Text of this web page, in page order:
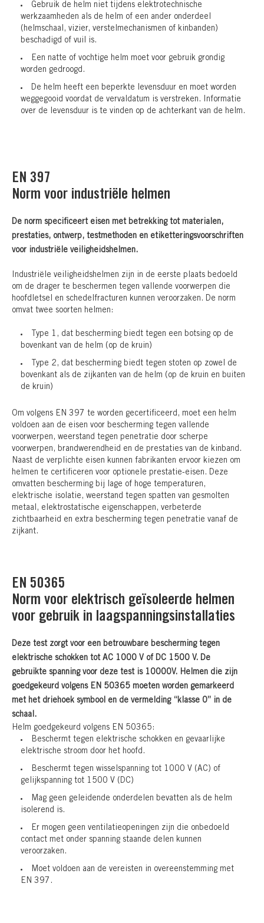
Gebruik de helm niet tijdens elektrotechnische
werkzaamheden als de helm of een ander onderdeel
(helmschaal, vizier, verstelmechanismen of kinbanden)
beschadigd of vuil is.
Een natte of vochtige helm moet voor gebruik grondig
worden gedroogd.
De helm heeft een beperkte levensduur en moet worden
weggegooid voordat de vervaldatum is verstreken. Informatie
over de levensduur is te vinden op de achterkant van de helm.
EN 397
Norm voor industriële helmen
De norm specificeert eisen met betrekking tot materialen,
prestaties, ontwerp, testmethoden en etiketteringsvoorschriften
voor industriële veiligheidshelmen.
Industriële veiligheidshelmen zijn in de eerste plaats bedoeld
om de drager te beschermen tegen vallende voorwerpen die
hoofdletsel en schedelfracturen kunnen veroorzaken. De norm
omvat twee soorten helmen:
Type 1, dat bescherming biedt tegen een botsing op de
bovenkant van de helm (op de kruin)
Type 2, dat bescherming biedt tegen stoten op zowel de
bovenkant als de zijkanten van de helm (op de kruin en buiten
de kruin)
Om volgens EN 397 te worden gecertificeerd, moet een helm
voldoen aan de eisen voor bescherming tegen vallende
voorwerpen, weerstand tegen penetratie door scherpe
voorwerpen, brandwerendheid en de prestaties van de kinband.
Naast de verplichte eisen kunnen fabrikanten ervoor kiezen om
helmen te certificeren voor optionele prestatie-eisen. Deze
omvatten bescherming bij lage of hoge temperaturen,
elektrische isolatie, weerstand tegen spatten van gesmolten
metaal, elektrostatische eigenschappen, verbeterde
zichtbaarheid en extra bescherming tegen penetratie vanaf de
zijkant.
EN 50365
Norm voor elektrisch geïsoleerde helmen
voor gebruik in laagspanningsinstallaties
Deze test zorgt voor een betrouwbare bescherming tegen
elektrische schokken tot AC 1000 V of DC 1500 V. De
gebruikte spanning voor deze test is 10000V. Helmen die zijn
goedgekeurd volgens EN 50365 moeten worden gemarkeerd
met het driehoek symbool en de vermelding “klasse 0” in de
schaal.
Helm goedgekeurd volgens EN 50365:
Beschermt tegen elektrische schokken en gevaarlijke
elektrische stroom door het hoofd.
Beschermt tegen wisselspanning tot 1000 V (AC) of
gelijkspanning tot 1500 V (DC)
Mag geen geleidende onderdelen bevatten als de helm
isolerend is.
Er mogen geen ventilatieopeningen zijn die onbedoeld
contact met onder spanning staande delen kunnen
veroorzaken.
Moet voldoen aan de vereisten in overeenstemming met
EN 397.